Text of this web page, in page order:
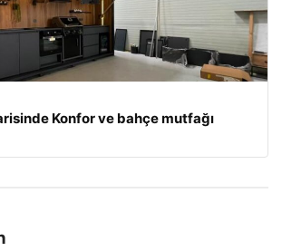
Konfor ve bahçe mutfağı